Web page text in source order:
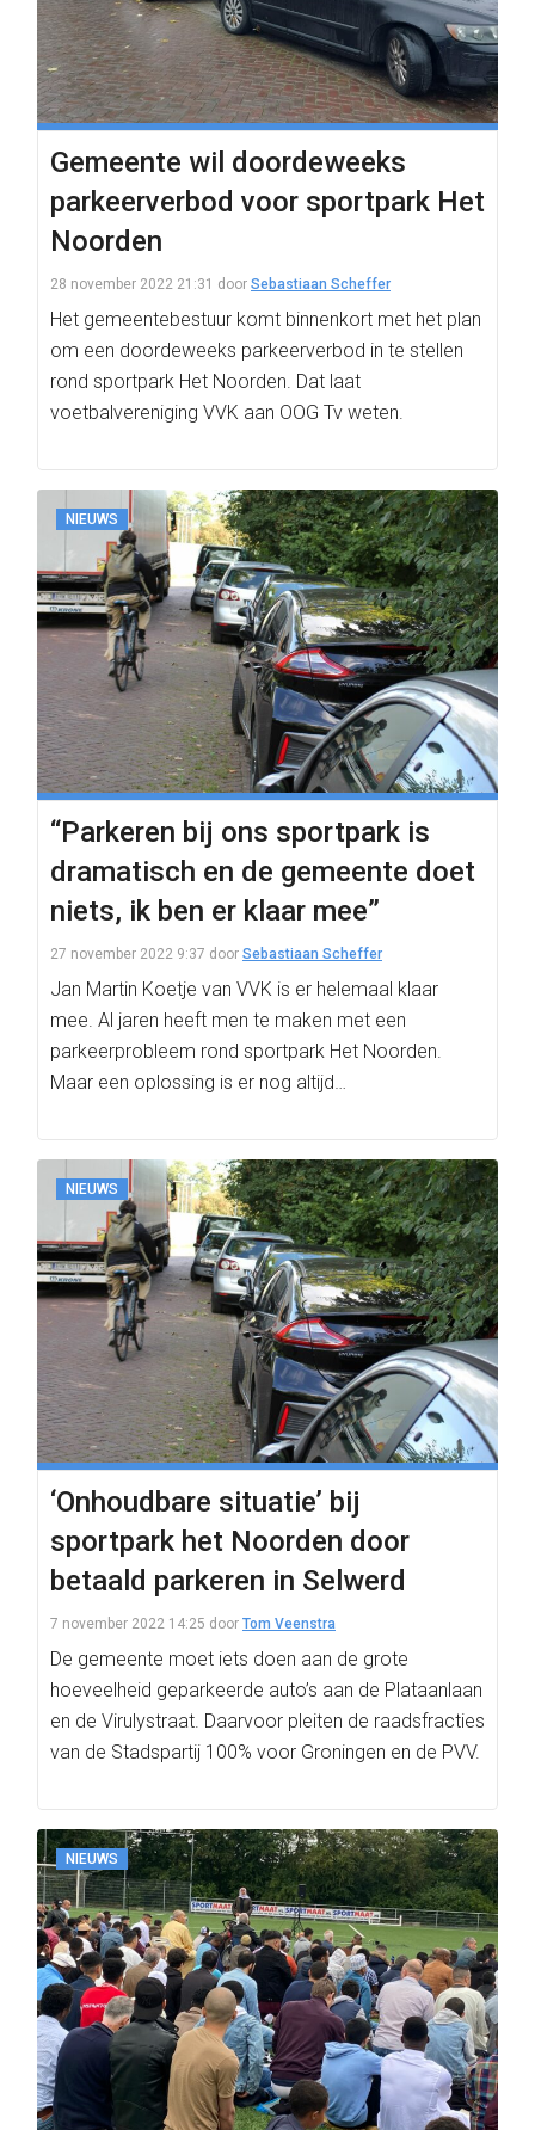
Gemeente wil doordeweeks
parkeerverbod voor sportpark Het
Noorden
28 november 2022 21:31 door Sebastiaan Scheffer
Het gemeentebestuur komt binnenkort met het plan
om een doordeweeks parkeerverbod in te stellen
rond sportpark Het Noorden. Dat laat
voetbalvereniging VVK aan OOG Tv weten.
NIEUWS
“Parkeren bij ons sportpark is
dramatisch en de gemeente doet
niets, ik ben er klaar mee”
27 november 2022 9:37 door Sebastiaan Scheffer
Jan Martin Koetje van VVK is er helemaal klaar
mee. Al jaren heeft men te maken met een
parkeerprobleem rond sportpark Het Noorden.
Maar een oplossing is er nog altijd…
NIEUWS
‘Onhoudbare situatie’ bij
sportpark het Noorden door
betaald parkeren in Selwerd
7 november 2022 14:25 door Tom Veenstra
De gemeente moet iets doen aan de grote
hoeveelheid geparkeerde auto’s aan de Plataanlaan
en de Virulystraat. Daarvoor pleiten de raadsfracties
van de Stadspartij 100% voor Groningen en de PVV.
NIEUWS